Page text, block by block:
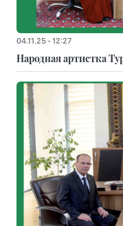
04.11.25 - 12:27
Народная артистка